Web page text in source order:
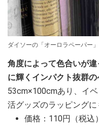
ダイソーの「オーロラペーパー」
角度によって色合いが
に輝くインパクト抜群の
53cm×100cmあり、イ
活グッズのラッピングに
価格：110円（税込）